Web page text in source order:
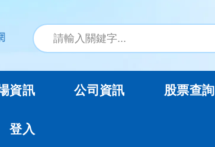
資訊 公司資訊 股票查詢
登入